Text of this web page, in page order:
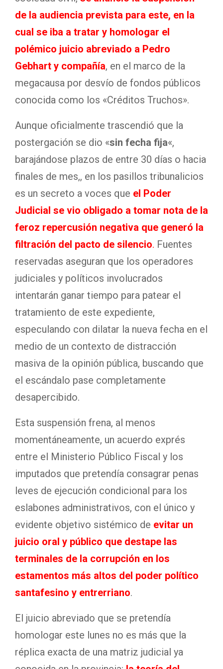
de la audiencia prevista para este, en la
cual se iba a tratar y homologar el
polémico juicio abreviado a Pedro
Gebhart y compañía, en el marco de la
megacausa por desvío de fondos públicos
conocida como los «Créditos Truchos».
Aunque oficialmente trascendió que la
postergación se dio «sin fecha fija«,
barajándose plazos de entre 30 días o hacia
finales de mes,, en los pasillos tribunalicios
es un secreto a voces que el Poder
Judicial se vio obligado a tomar nota de la
feroz repercusión negativa que generó la
filtración del pacto de silencio. Fuentes
reservadas aseguran que los operadores
judiciales y políticos involucrados
intentarán ganar tiempo para patear el
tratamiento de este expediente,
especulando con dilatar la nueva fecha en el
medio de un contexto de distracción
masiva de la opinión pública, buscando que
el escándalo pase completamente
desapercibido.
Esta suspensión frena, al menos
momentáneamente, un acuerdo exprés
entre el Ministerio Público Fiscal y los
imputados que pretendía consagrar penas
leves de ejecución condicional para los
eslabones administrativos, con el único y
evidente objetivo sistémico de evitar un
juicio oral y público que destape las
terminales de la corrupción en los
estamentos más altos del poder político
santafesino y entrerriano.
El juicio abreviado que se pretendía
homologar este lunes no es más que la
réplica exacta de una matriz judicial ya